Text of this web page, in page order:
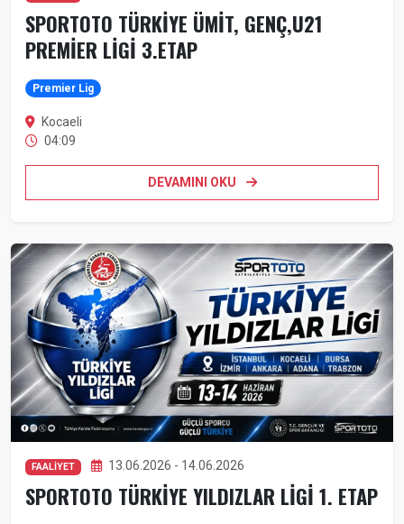
SPORTOTO TÜRKİYE ÜMİT, GENÇ,U21
PREMİER LİGİ 3.ETAP
Premier Lig
Kocaeli
04:09
DEVAMINI OKU
FAALİYET 13.06.2026 - 14.06.2026
SPORTOTO TÜRKİYE YILDIZLAR LİGİ 1. ETAP